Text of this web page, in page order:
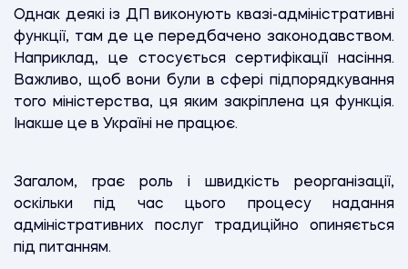
Однак деякі із ДП виконують квазі-адміністративні
функції, там де це передбачено законодавством.
Наприклад, це стосується сертифікації насіння.
Важливо, щоб вони були в сфері підпорядкування
того міністерства, ця яким закріплена ця функція.
Інакше це в Україні не працює.
Загалом, грає роль і швидкість реорганізації,
оскільки під час цього процесу надання
адміністративних послуг традиційно опиняється
під питанням.